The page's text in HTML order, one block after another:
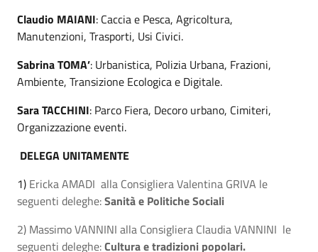
Claudio MAIANI: Caccia e Pesca, Agricoltura,
Manutenzioni, Trasporti, Usi Civici.
Sabrina TOMA’: Urbanistica, Polizia Urbana, Frazioni,
Ambiente, Transizione Ecologica e Digitale.
Sara TACCHINI: Parco Fiera, Decoro urbano, Cimiteri,
Organizzazione eventi.
DELEGA UNITAMENTE
1) Ericka AMADI alla Consigliera Valentina GRIVA le
seguenti deleghe:Sanità e Politiche Sociali
2) Massimo VANNINI alla Consigliera Claudia VANNINI le
seguenti deleghe:Cultura e tradizioni popolari.